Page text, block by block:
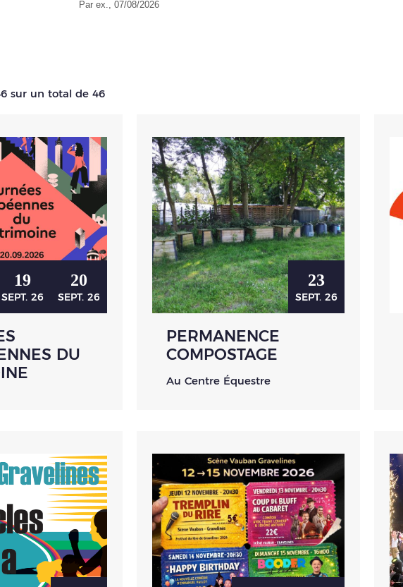
Par ex., 07/08/2026
sur un total de 46
19
SEPT. 26
20
SEPT. 26
DU
23
SEPT. 26
PERMANENCE
COMPOSTAGE
Au Centre Équestre